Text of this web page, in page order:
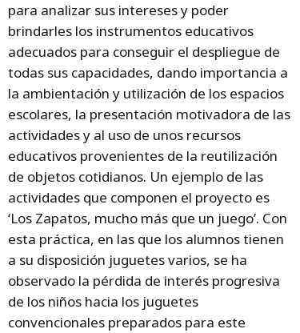
para analizar sus intereses y poder
brindarles los instrumentos educativos
adecuados para conseguir el despliegue de
todas sus capacidades, dando importancia a
la ambientación y utilización de los espacios
escolares, la presentación motivadora de las
actividades y al uso de unos recursos
educativos provenientes de la reutilización
de objetos cotidianos. Un ejemplo de las
actividades que componen el proyecto es
‘Los Zapatos, mucho más que un juego’. Con
esta práctica, en las que los alumnos tienen
a su disposición juguetes varios, se ha
observado la pérdida de interés progresiva
de los niños hacia los juguetes
convencionales preparados para este